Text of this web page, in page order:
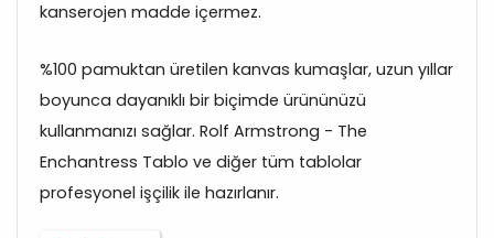
kanserojen madde içermez.
%100 pamuktan üretilen kanvas kumaşlar, uzun yıllar
boyunca dayanıklı bir biçimde ürününüzü
kullanmanızı sağlar. Rolf Armstrong - The
Enchantress Tablo ve diğer tüm tablolar
profesyonel işçilik ile hazırlanır.